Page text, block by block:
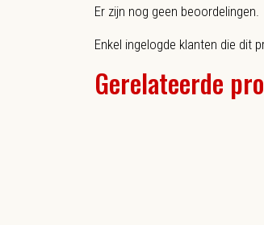
Er zijn nog geen beoordelingen.
Enkel ingelogde klanten die dit
Gerelateerde